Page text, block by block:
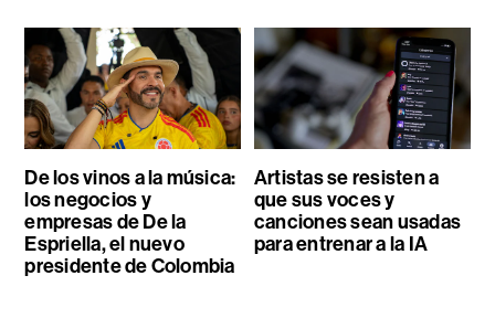
De los vinos a la música:
los negocios y
empresas de De la
Espriella, el nuevo
presidente de Colombia
Artistas se resisten a
que sus voces y
canciones sean usadas
para entrenar a la IA